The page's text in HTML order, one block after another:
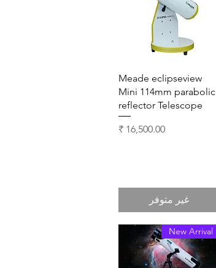
العرض السريع
Meade eclipseview
Mini 114mm parabolic
reflector Telescope
السعر
غير متوفر
New Arrival